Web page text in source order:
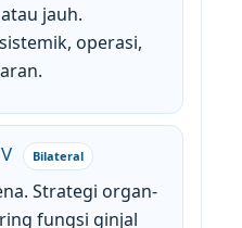
jauh.
operasi,
Bilateral
Strategi organ-
fungsi ginjal